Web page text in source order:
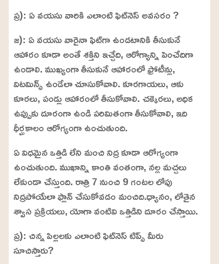
ప్ర): ఏ వయసు వారికి ఎలాంటి ఫిట్‌నెస్ అవసరం ?
జ): ఏ వయసు వారైనా ఫిట్‌గా ఉండటానికి తీసుకునే
ఆహారం కూడా అంతే శక్తిని ఇచ్చేది, ఆరోగ్యాన్ని పెంచేదిగా
ఉండాలి. ముఖ్యంగా తీసుకునే ఆహారంలో ఫ్రోటీన్లు,
విటమిన్స్ ఉండేలా చూసుకోవాలి. కూరగాయలు, ఆకు
కూరలు, పండ్లు ఆహారంలో తీసుకోవాలి. చక్కెరలు, అధిక
ఉప్పుకు దూరంగా ఉండి పరిమితంగా తీసుకోవాలి, ఇది
ధీర్ఘకాలం ఆరోగ్యంగా ఉంచుతుంది.
ఏ విధమైన ఒత్తిడి లేని మంచి నిద్ర కూడా ఆరోగ్యంగా
ఉంచుతుంది. ముఖాన్ని కాంతి వంతంగా, నల్ల మచ్చలు
లేకుండా చేస్తుంది. రాత్రి 7 నుంచి 9 గంటల లోపు
నిద్రపోయేలా ఫ్లాన్ చేసుకోవడం మంచిది.ధ్యానం, లోతైన
శ్వాస ప్రక్రియలు, యోగా వంటివి ఒత్తిడిని దూరం చేస్తాయి.
ప్ర): చిన్న పిల్లలకు ఎలాంటి ఫిట్‌నెస్ టిప్స్ మీరు
సూచిస్తారు?